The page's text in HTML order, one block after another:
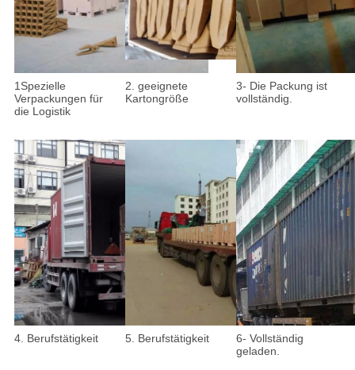
1Spezielle
Verpackungen für
die Logistik
2. geeignete
Kartongröße
3- Die Packung ist
vollständig.
4. Berufstätigkeit 5. Berufstätigkeit
6- Vollständig
geladen.